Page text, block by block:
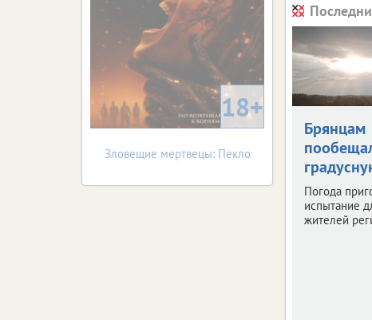
Брянцам
Погода
испытание
жителей
18+
Зловещие мертвецы: Пекло